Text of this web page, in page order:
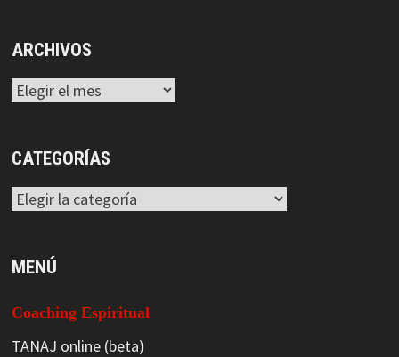
ARCHIVOS
Archivos
CATEGORÍAS
Categorías
MENÚ
Coaching Espiritual
TANAJ online (beta)